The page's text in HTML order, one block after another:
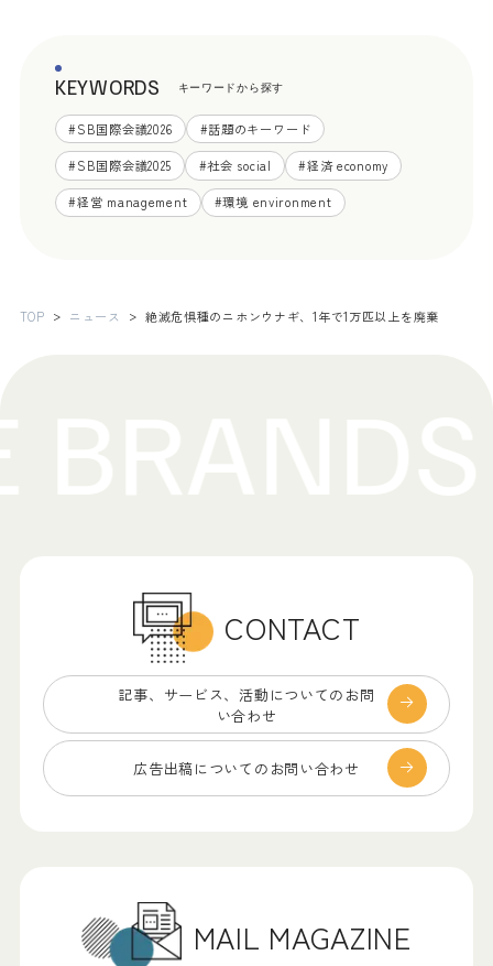
KEYWORDS キーワードから探す
#SB国際会議2026 #話題のキーワード
#SB国際会議2025 #社会 social #経済 economy
#経営 management #環境 environment
TOP ニュース 絶滅危惧種のニホンウナギ、1年で1万匹以上を廃棄
CONTACT
記事、サービス、 活動についてのお問
い合わせ
広告出稿についての お問い合わせ
MAIL MAGAZINE